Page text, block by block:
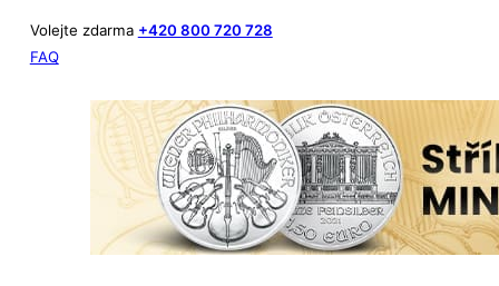
Volejte zdarma +420 800 720 728
FAQ